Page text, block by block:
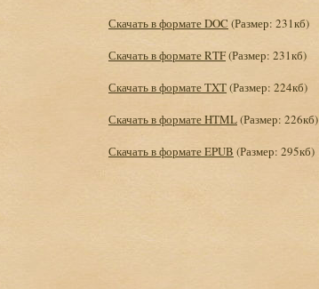
Скачать в формате DOC (Размер: 231кб)
Скачать в формате RTF(Размер: 231кб)
Скачать в формате TXT(Размер: 224кб)
Скачать в формате HTML(Размер: 226кб)
Скачать в формате EPUB (Размер: 295кб)